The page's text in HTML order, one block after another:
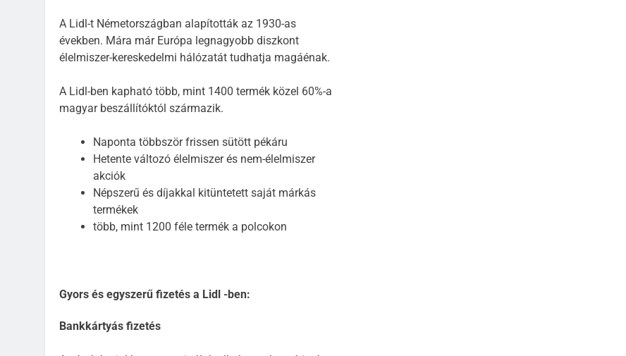
A Lidl-t Németországban alapították az 1930-as
években. Mára már Európa legnagyobb diszkont
élelmiszer-kereskedelmi hálózatát tudhatja magáénak.
A Lidl-ben kapható több, mint 1400 termék közel 60%-a
magyar beszállítóktól származik.
Naponta többször frissen sütött pékáru
Hetente változó élelmiszer és nem-élelmiszer
akciók
Népszerű és díjakkal kitüntetett saját márkás
termékek
több, mint 1200 féle termék a polcokon
Gyors és egyszerű fizetés a Lidl -ben:
Bankkártyás fizetés